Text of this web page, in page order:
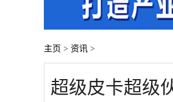
主页 > 资讯 >
超级皮卡超级